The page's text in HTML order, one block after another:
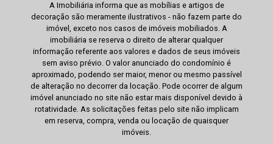
A Imobiliária informa que as mobílias e artigos de
decoração são meramente ilustrativos - não fazem parte do
imóvel, exceto nos casos de imóveis mobiliados. A
imobiliária se reserva o direito de alterar qualquer
informação referente aos valores e dados de seus imóveis
sem aviso prévio. O valor anunciado do condomínio é
aproximado, podendo ser maior, menor ou mesmo passível
de alteração no decorrer da locação. Pode ocorrer de algum
imóvel anunciado no site não estar mais disponível devido à
rotatividade. As solicitações feitas pelo site não implicam
em reserva, compra, venda ou locação de quaisquer
imóveis.